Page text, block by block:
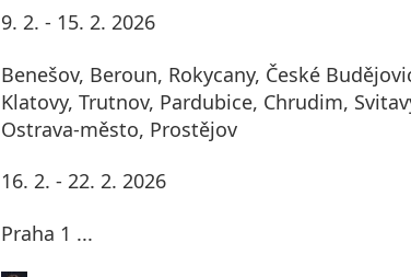
9. 2. - 15. 2. 2026
Benešov, Beroun, Rokycany, České
Klatovy, Trutnov, Pardubice, Chrudim,
Ostrava-město, Prostějov
16. 2. - 22. 2. 2026
Praha 1 ...